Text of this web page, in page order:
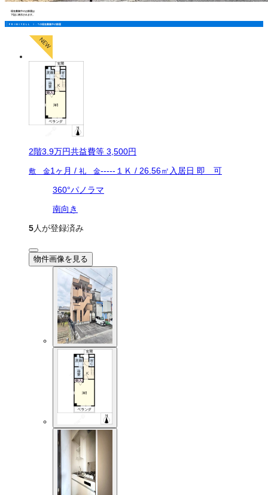
現在募集中のお部屋は
下記に表示されます。
ＰＲＩＭＩＹＥＬＬ Ｉ．Ｔの現在募集中の部屋
2階3.9万円共益費等 3,500円
敷 金1ヶ月 / 礼 金----- １Ｋ / 26.56㎡ 入居日 即 可
360°パノラマ
南向き
5人が登録済み
物件画像を見る